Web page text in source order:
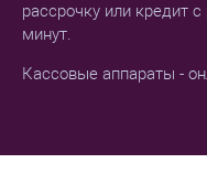
рассрочку или кредит
минут.
Кассовые аппараты -